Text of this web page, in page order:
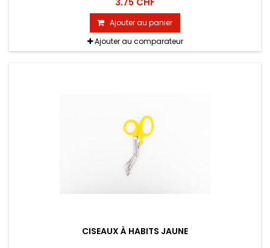
Ajouter au panier
Ajouter au comparateur
CISEAUX À HABITS JAUNE